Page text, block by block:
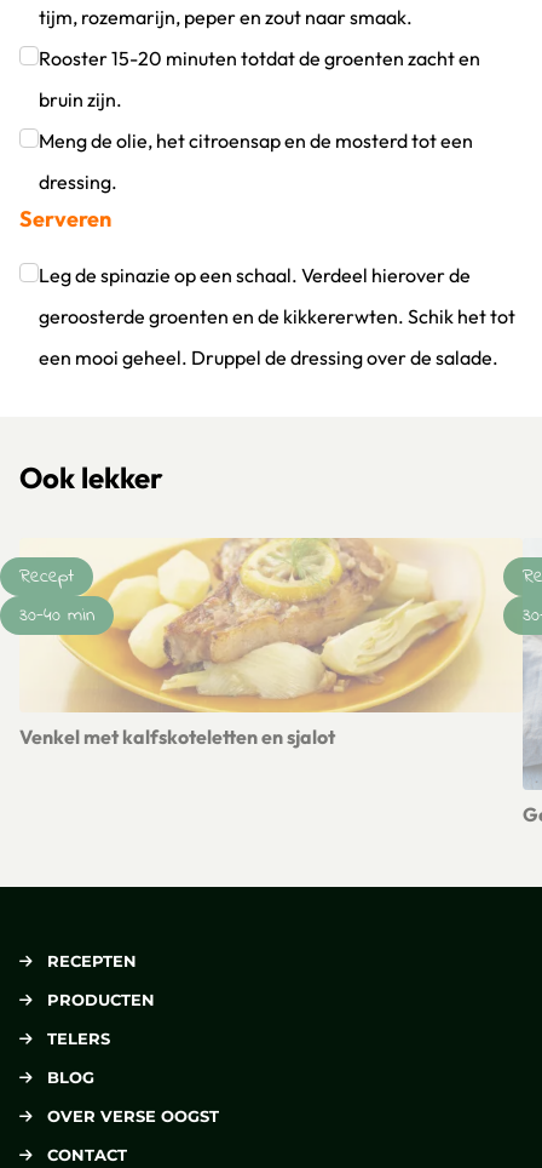
tijm, rozemarijn, peper en zout naar smaak.
Klik om dit selectievakje aan te vinken
Rooster 15-20 minuten totdat de groenten zacht en
bruin zijn.
Klik om dit selectievakje aan te vinken
Meng de olie, het citroensap en de mosterd tot een
dressing.
Klik om dit selectievakje aan te vinken
Serveren
Leg de spinazie op een schaal. Verdeel hierover de
geroosterde groenten en de kikkererwten. Schik het tot
een mooi geheel. Druppel de dressing over de salade.
Ook lekker
Venkel met kalfskoteletten en sjalot
Recept
30-40 min
RECEPTEN
PRODUCTEN
TELERS
BLOG
OVER VERSE OOGST
CONTACT